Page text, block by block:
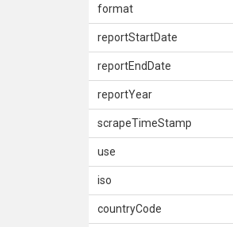
format
reportStartDate
reportEndDate
reportYear
scrapeTimeStamp
use
iso
countryCode